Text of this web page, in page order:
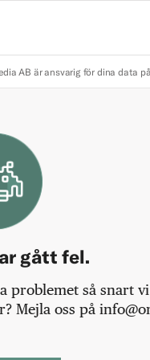
AB är ansvarig för dina data
gått fel.
problemet så snart
Mejla oss på